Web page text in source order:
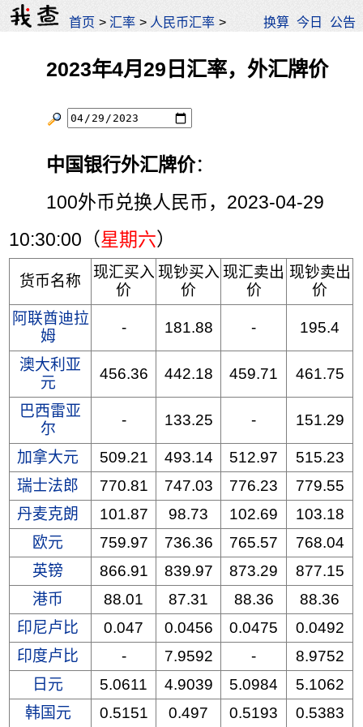
首页 >汇率 > 人民币汇率 > 换算 今日 公告
2023年4月29日汇率，外汇牌价
中国银行外汇牌价：
100外币兑换人民币，2023-04-29
10:30:00（星期六）
货币名称
现汇买入
价
现钞买入
价
现汇卖出
价
现钞卖出
价
阿联酋迪拉
姆
- 181.88 - 195.4
澳大利亚
元
456.36 442.18 459.71 461.75
巴西雷亚
尔
- 133.25 - 151.29
加拿大元 509.21 493.14 512.97
515.23
瑞士法郎
770.81 747.03 776.23
779.55
丹麦克朗
101.87 98.73 102.69
103.18
欧元
759.97 736.36 765.57
768.04
英镑
866.91 839.97 873.29
877.15
港币
88.01 87.31 88.36
88.36
印尼卢比
0.047 0.0456 0.0475
0.0492
印度卢比
- 7.9592 -
8.9752
日元
5.0611 4.9039 5.0984
5.1062
韩国元
0.5151 0.497 0.5193 0.5383